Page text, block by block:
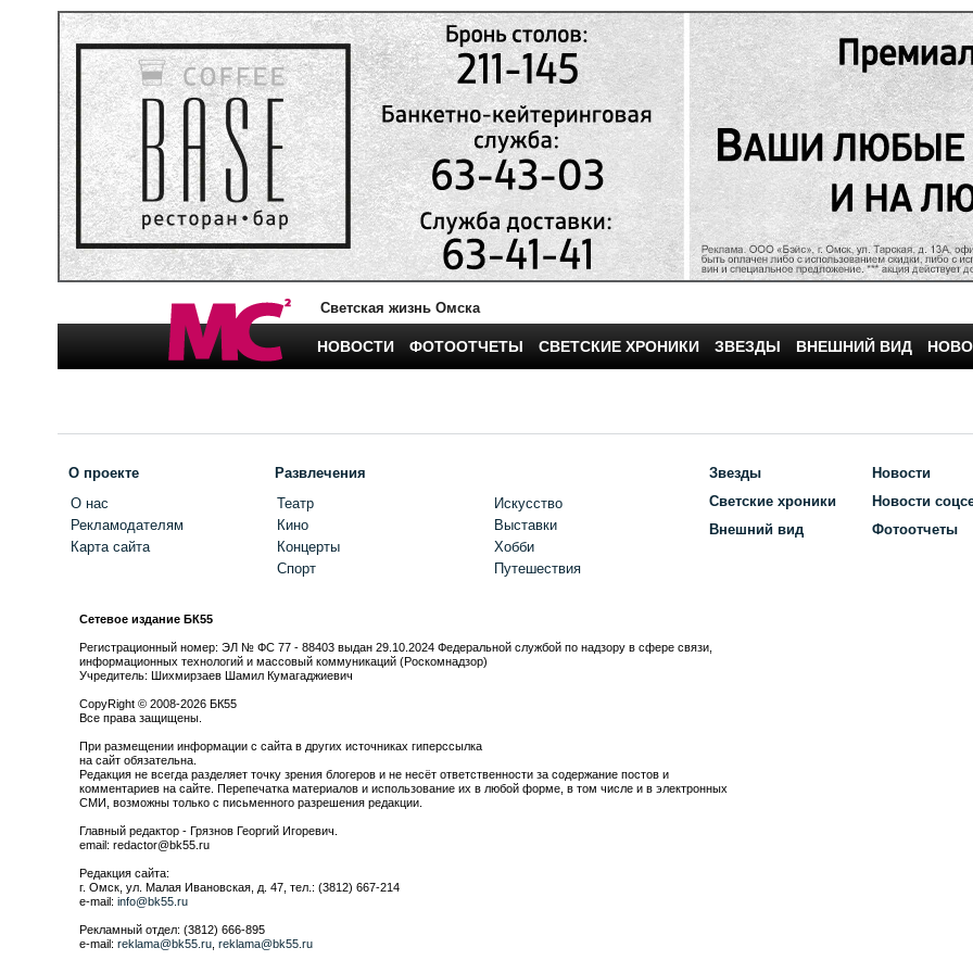
Светская жизнь Омска
НОВОСТИ ФОТООТЧЕТЫ СВЕТСКИЕ ХРОНИКИ ЗВЕЗДЫ ВНЕШНИЙ ВИД
О проекте
О нас
Рекламодателям
Карта сайта
Развлечения
Театр
Кино
Концерты
Спорт
Искусство
Выставки
Хобби
Путешествия
Звезды
Светские хроники
Внешний вид
Новости
Новости
Фотоотчеты
Сетевое издание БК55
Регистрационный номер: ЭЛ № ФС 77 - 88403 выдан 29.10.2024 Федеральной службой по надзору в сфере связи,
информационных технологий и массовый коммуникаций (Роскомнадзор)
Учредитель: Шихмирзаев Шамил Кумагаджиевич
CopyRight © 2008-2026 БК55
Все права защищены.
При размещении информации с сайта в других источниках гиперссылка
на сайт обязательна.
Редакция не всегда разделяет точку зрения блогеров и не несёт ответственности за содержание постов и
комментариев на сайте. Перепечатка материалов и использование их в любой форме, в том числе и в электронных
СМИ, возможны только с письменного разрешения редакции.
Главный редактор - Грязнов Георгий Игоревич.
email: redactor@bk55.ru
Редакция сайта:
г. Омск, ул. Малая Ивановская, д. 47, тел.: (3812) 667-214
e-mail: info@bk55.ru
Рекламный отдел: (3812) 666-895
e-mail: reklama@bk55.ru reklama@bk55.ru